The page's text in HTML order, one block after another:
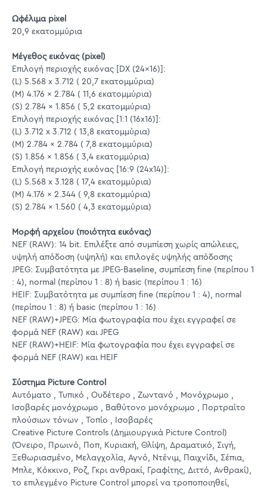
Ωφέλιμα pixel
20,9 εκατομμύρια
Μέγεθος εικόνας (pixel)
Επιλογή περιοχής εικόνας [DX (24x16)]:
(L) 5.568 x 3.712 ( 20,7 εκατομμύρια)
(M) 4.176 x 2.784 ( 11,6 εκατομμύρια)
(S) 2.784 x 1.856 ( 5,2 εκατομμύρια)
Επιλογή περιοχής εικόνας [1:1 (16x16)]:
(L) 3.712 x 3.712 ( 13,8 εκατομμύρια)
(M) 2.784 x 2.784 ( 7,8 εκατομμύρια)
(S) 1.856 x 1.856 ( 3,4 εκατομμύρια)
Επιλογή περιοχής εικόνας [16:9 (24x14)]:
(L) 5.568 x 3.128 ( 17,4 εκατομμύρια)
(M) 4.176 x 2.344 ( 9,8 εκατομμύρια)
(S) 2.784 x 1.560 ( 4,3 εκατομμύρια)
Μορφή αρχείου (ποιότητα εικόνας)
NEF (RAW): 14 bit. Επιλέξτε από συμπίεση χωρίς απώλειες,
υψηλή απόδοση (υψηλή) και επιλογές υψηλής απόδοσης
JPEG: Συμβατότητα με JPEG-Baseline, συμπίεση fine (περίπου 1
: 4), normal (περίπου 1 : 8) ή basic (περίπου 1 : 16)
HEIF: Συμβατότητα με συμπίεση fine (περίπου 1 : 4), normal
(περίπου 1 : 8) ή basic (περίπου 1 : 16)
NEF (RAW)+JPEG: Μία φωτογραφία που έχει εγγραφεί σε
φορμά NEF (RAW) και JPEG
NEF (RAW)+HEIF: Μία φωτογραφία που έχει εγγραφεί σε
φορμά NEF (RAW) και HEIF
Σύστημα Picture Control
Αυτόματο , Τυπικό , Ουδέτερο , Ζωντανό , Μονόχρωμο ,
Ισοβαρές μονόχρωμο , Βαθύτονο μονόχρωμο , Πορτραίτο
πλούσιων τόνων , Τοπίο , Ισοβαρές
Creative Picture Controls (Δημιουργικά Picture Control)
(Όνειρο, Πρωινό, Ποπ, Κυριακή, Θλίψη, Δραματικό, Σιγή,
Ξεθωριασμένο, Μελαγχολία, Αγνό, Ντένιμ, Παιχνίδι, Σέπια,
Μπλε, Κόκκινο, Ροζ, Γκρι ανθρακί, Γραφίτης, Διττό, Ανθρακί),
το επιλεγμένο Picture Control μπορεί να τροποποιηθεί,